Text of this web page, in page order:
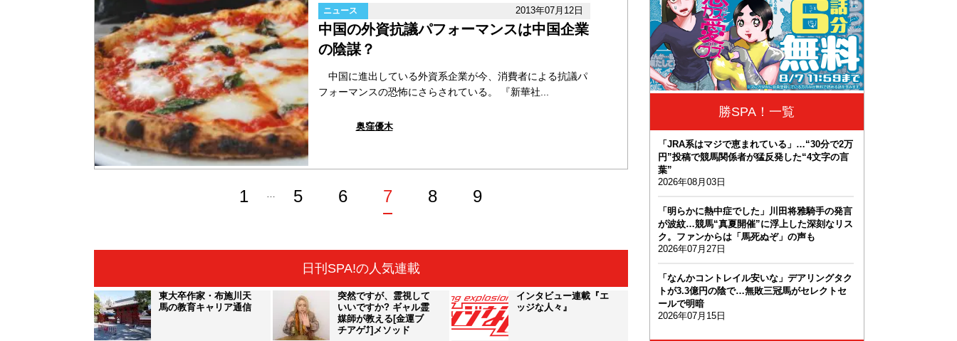
ニュース 2013年07月12日
中国の外資抗議パフォーマンスは中国企業
の陰謀？
中国に進出している外資系企業が今、消費者による抗議パ
フォーマンスの恐怖にさらされている。 『新華社...
奥窪優木
1 5 6 7 8 9
日刊SPA!の人気連載
東大卒作家・布施川天
馬の教育キャリア通信
突然ですが、霊視して
いいですか? ギャル霊
媒師が教える[金運ブ
チアゲ⤴]メソッド
インタビュー連載『エ
ッジな人々』
勝SPA！一覧
「JRA系はマジで恵まれている」…“30分で2万
円”投稿で競馬関係者が猛反発した“4文字の言
葉”
2026年08月03日
「明らかに熱中症でした」川田将雅騎手の発言
が波紋…競馬“真夏開催”に浮上した深刻なリス
ク。ファンからは「馬死ぬぞ」の声も
2026年07月27日
「なんかコントレイル安いな」デアリングタク
トが3.3億円の陰で…無敗三冠馬がセレクトセ
ールで明暗
2026年07月15日